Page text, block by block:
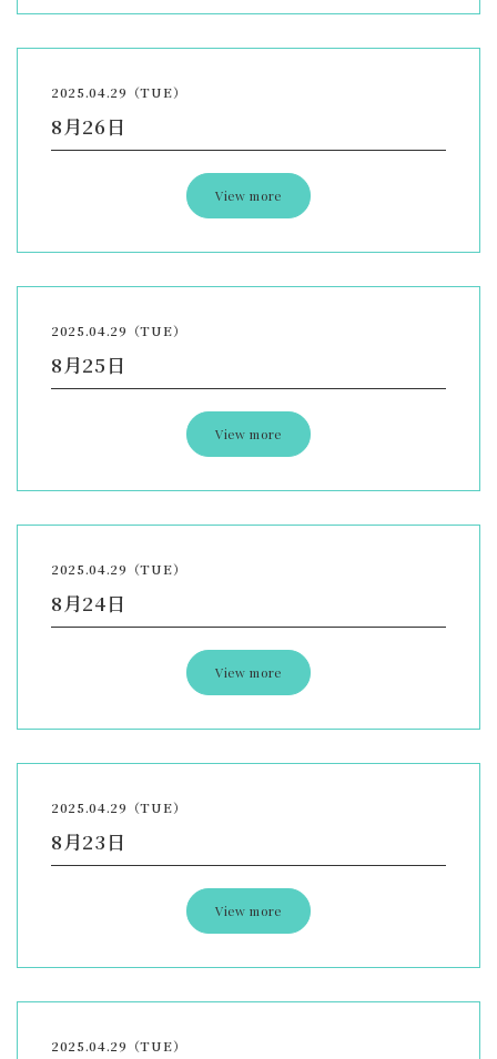
2025.04.29（TUE）
8月26日
View more
2025.04.29（TUE）
8月25日
View more
2025.04.29（TUE）
8月24日
View more
2025.04.29（TUE）
8月23日
View more
2025.04.29（TUE）